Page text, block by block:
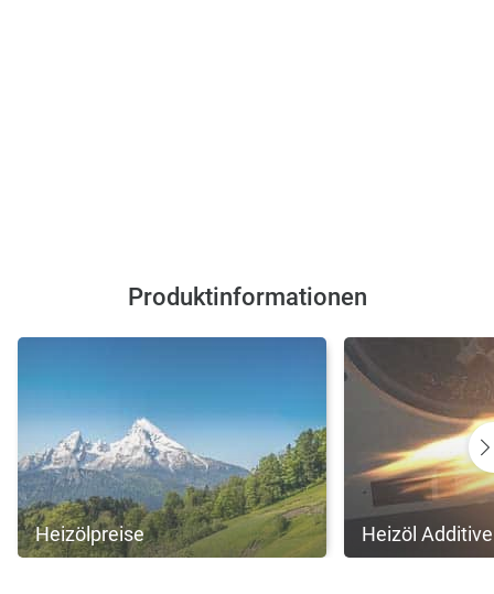
Produktinformationen
Heizölpreise Heizöl Additive